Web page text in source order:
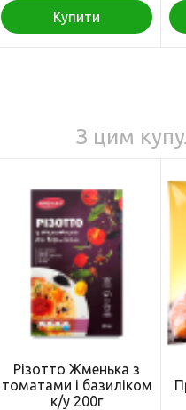
Купити
З цим
Різотто Жменька з
томатами і базиліком
к/у 200г